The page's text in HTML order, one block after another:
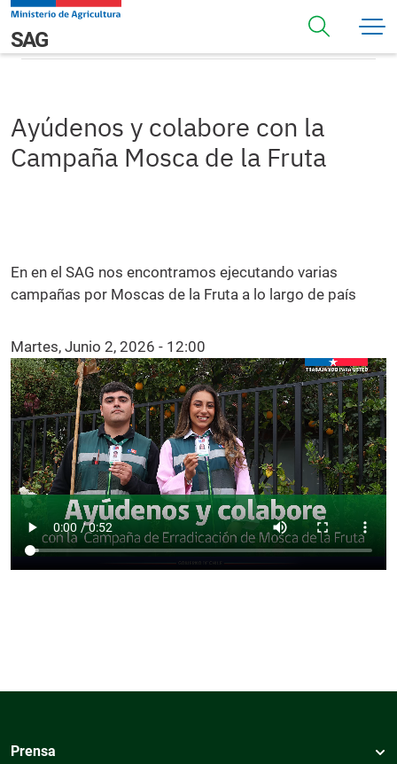
Pasar al contenido principal
Navegación principal
SAGAyúdenos y colabore con la Campaña Mosca de la Fruta
Ayúdenos y colabore con la
Campaña Mosca de la Fruta
En en el SAG nos encontramos ejecutando varias
campañas por Moscas de la Fruta a lo largo de país
Martes, Junio 2, 2026 - 12:00
Video file
Prensa